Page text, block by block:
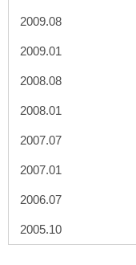
2009.08
2009.01
2008.08
2008.01
2007.07
2007.01
2006.07
2005.10